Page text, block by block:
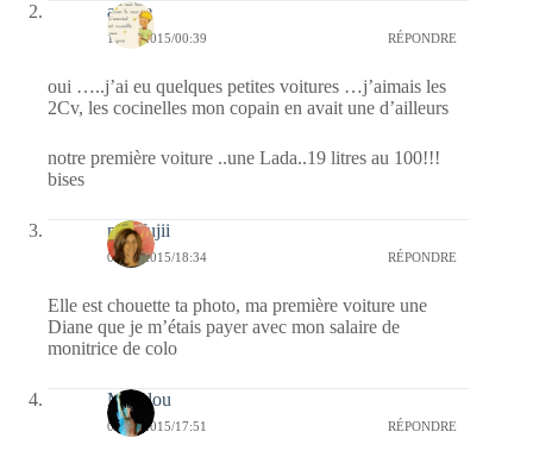
arlette
10/08/2015/00:39 RÉPONDRE
oui …..j’ai eu quelques petites voitures …j’aimais les
2Cv, les cocinelles mon copain en avait une d’ailleurs
notre première voiture ..une Lada..19 litres au 100!!!
bises
missfujii
09/08/2015/18:34 RÉPONDRE
Elle est chouette ta photo, ma première voiture une
Diane que je m’étais payer avec mon salaire de
monitrice de colo
Marylou
09/08/2015/17:51 RÉPONDRE